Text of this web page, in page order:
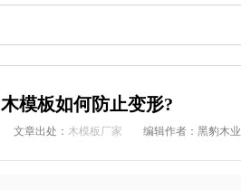
木模板如何防止变形?
文章出处： 木模板厂家 编辑作者：黑豹木业